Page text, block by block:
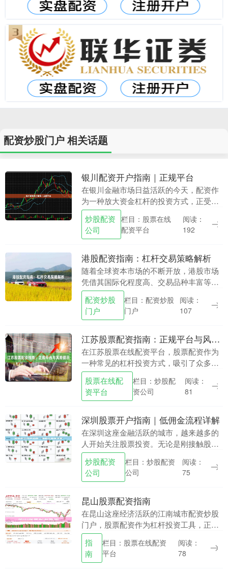
配资炒股门户 相关话题
银川配资开户指南｜正规平台
在银川金融市场日益活跃的今天，配资作
为一种放大资金杠杆的投资方式，正受到
越来越多投资者的关注。然而，面对市场
上良莠不齐的配资平台，如何选择正规渠
道、安全完成开户....
炒股配资
公司
栏目：股票在线
配资平台
阅读：
192
港股配资指南：杠杆交易策略解析
随着全球资本市场的不断开放，港股市场
凭借其国际化程度高、交易品种丰富等特
点，吸引了大量投资者的关注。对于希望
在港股市场放大收益的投资者而言，港股
配资作为一种杠杆....
配资炒股
门户
栏目：配资炒股
门户
阅读：
107
江苏股票配资指南：正规平台与风险提示
在江苏股票在线配资平台，股票配资作为
一种常见的杠杆投资方式，吸引了众多投
资者的关注。然而，随着市场的发展，配
资平台鱼龙混杂，如何选择正规平台、规
避潜在风险成为投....
股票在线配
资平台
栏目：炒股配
资公司
阅读：
81
深圳股票开户指南｜低佣金流程详解
在深圳这座金融活跃的城市，越来越多的
人开始关注股票投资。无论是刚接触股市
的新手，还是希望降低交易成本的老股
民，掌握正确的开户流程和低佣金获取方
法都至关重要。本文....
炒股配资
公司
栏目：炒股配资
公司
阅读：
75
昆山股票配资指南
在昆山这座经济活跃的江南城市配资炒股
门户，股票配资作为杠杆投资工具，正吸
引着越来越多投资者的关注。本文将为您
系统梳理昆山股票配资的核心要点，帮助
您在合法合规前提....
指
南
栏目：股票在线配资
平台
阅读：
78